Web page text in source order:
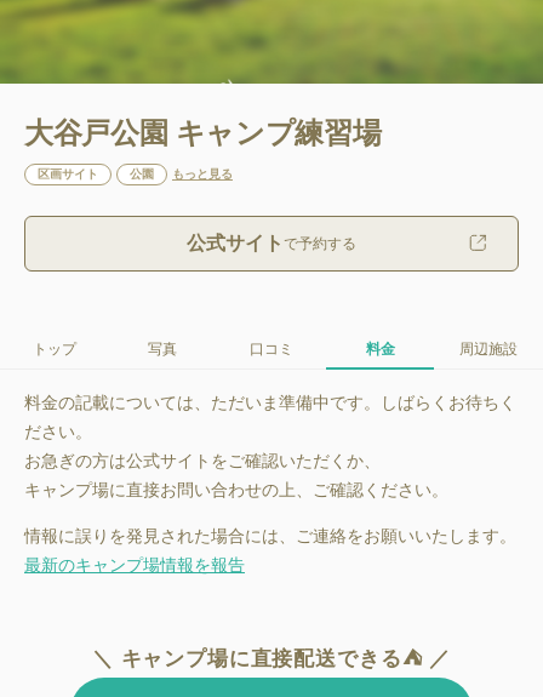
大谷戸公園 キャンプ練習場
区画サイト 公園 もっと見る
公式サイト で予約する
トップ 写真 口コミ 料金 周辺施設
料金の記載については、ただいま準備中です。しばらくお待ちく
ださい。
お急ぎの方は公式サイトをご確認いただくか、
キャンプ場に直接お問い合わせの上、ご確認ください。
情報に誤りを発見された場合には、ご連絡をお願いいたします。
最新のキャンプ場情報を報告
＼ キャンプ場に直接配送できる⛺ ／